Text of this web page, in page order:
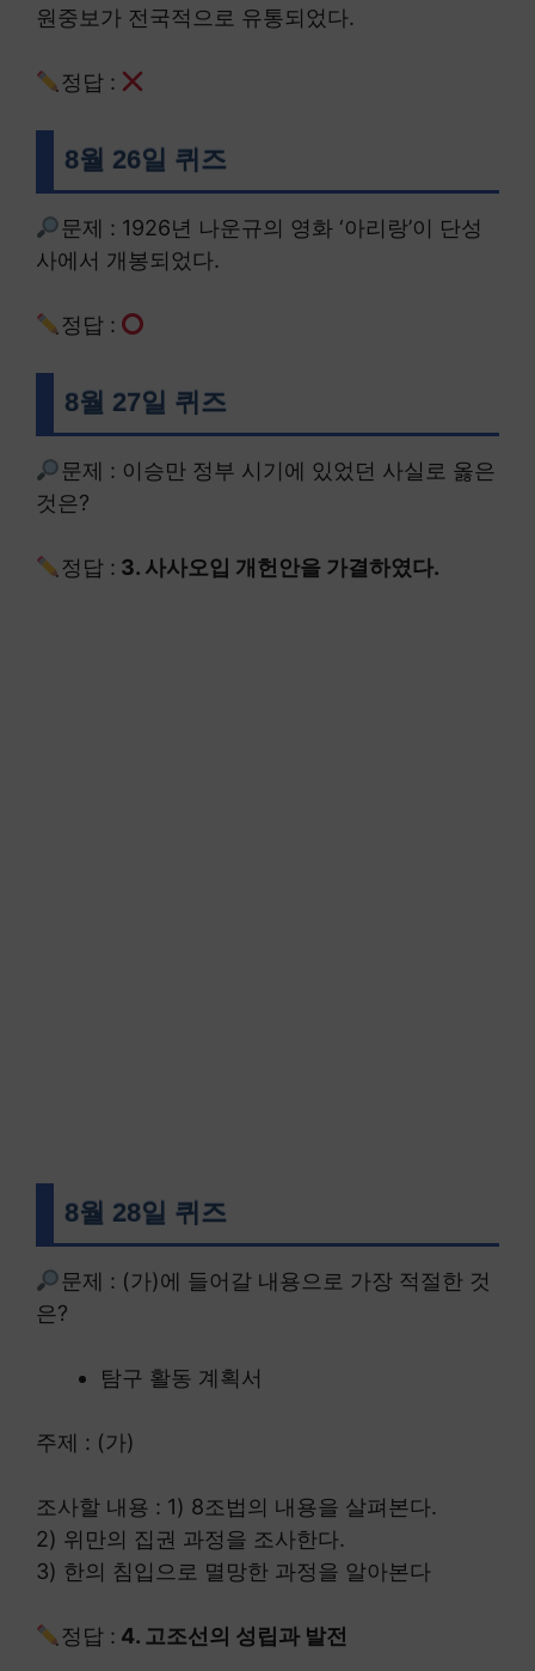
원중보가 전국적으로 유통되었다.
정답 :
8월 26일 퀴즈
문제 : 1926년 나운규의 영화 ‘아리랑’이 단성
사에서 개봉되었다.
정답 :
8월 27일 퀴즈
문제 : 이승만 정부 시기에 있었던 사실로 옳은
것은?
정답 : 3. 사사오입 개헌안을 가결하였다.
8월 28일 퀴즈
문제 : (가)에 들어갈 내용으로 가장 적절한 것
은?
탐구 활동 계획서
주제 : (가)
조사할 내용 : 1) 8조법의 내용을 살펴본다.
2) 위만의 집권 과정을 조사한다.
3) 한의 침입으로 멸망한 과정을 알아본다
정답 : 4. 고조선의 성립과 발전